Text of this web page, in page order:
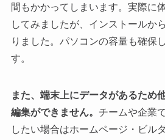
間もかかってしまいます。実際に
してみましたが、インストールか
りました。パソコンの容量も確保
す。
また、端末上にデータがあるため
編集ができません。 チームや企業
したい場合はホームページ・ビル